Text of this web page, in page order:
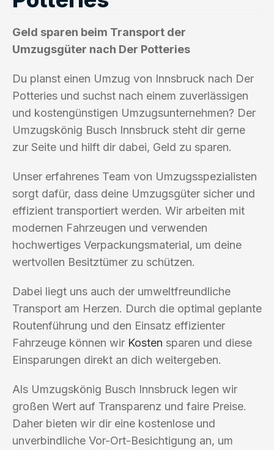
Geld sparen beim Transport der
Umzugsgüter nach Der Potteries
Du planst einen Umzug von Innsbruck nach Der
Potteries und suchst nach einem zuverlässigen
und kostengünstigen Umzugsunternehmen? Der
Umzugskönig Busch Innsbruck steht dir gerne
zur Seite und hilft dir dabei, Geld zu sparen.
Unser erfahrenes Team von Umzugsspezialisten
sorgt dafür, dass deine Umzugsgüter sicher und
effizient transportiert werden. Wir arbeiten mit
modernen Fahrzeugen und verwenden
hochwertiges Verpackungsmaterial, um deine
wertvollen Besitztümer zu schützen.
Dabei liegt uns auch der umweltfreundliche
Transport am Herzen. Durch die optimal geplante
Routenführung und den Einsatz effizienter
Fahrzeuge können wir Kosten sparen und diese
Einsparungen direkt an dich weitergeben.
Als Umzugskönig Busch Innsbruck legen wir
großen Wert auf Transparenz und faire Preise.
Daher bieten wir dir eine kostenlose und
unverbindliche Vor-Ort-Besichtigung an, um